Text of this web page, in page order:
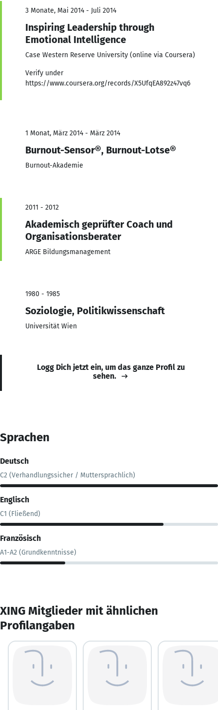
3 Monate, Mai 2014 - Juli 2014
Inspiring Leadership through
Emotional Intelligence
Case Western Reserve University (online via Coursera)
Verify under
https://www.coursera.org/records/X5UfqEA892z47vq6
1 Monat, März 2014 - März 2014
Burnout-Sensor®, Burnout-Lotse®
Burnout-Akademie
2011 - 2012
Akademisch geprüfter Coach und
Organisationsberater
ARGE Bildungsmanagement
1980 - 1985
Soziologie, Politikwissenschaft
Universität Wien
Logg Dich jetzt ein, um das ganze Profil zu
sehen.
Sprachen
Deutsch
C2 (Verhandlungssicher / Muttersprachlich)
Englisch
C1 (Fließend)
Französisch
A1-A2 (Grundkenntnisse)
XING Mitglieder mit ähnlichen
Profilangaben